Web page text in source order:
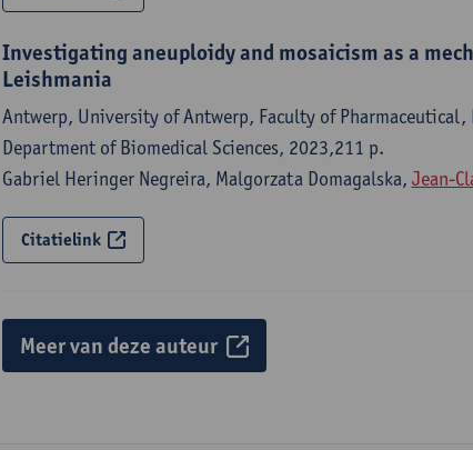
Investigating aneuploidy and mosaicism as a
Leishmania
Antwerp, University of Antwerp, Faculty of
Department of Biomedical Sciences, 2023,211 p.
Gabriel Heringer Negreira, Malgorzata Domagalska, Jean-
Citatielink
Meer van deze auteur